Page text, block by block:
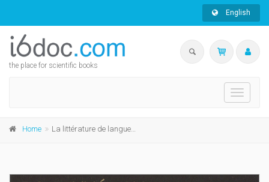
English
the place for scientific books
Toggle
Home La littérature de langue française au Burundi